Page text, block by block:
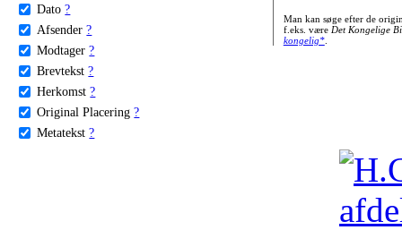
Dato ?
Afsender ?
Modtager ?
Brevtekst ?
Herkomst ?
Original Placering ?
Metatekst ?
Man kan søge efter de
f.eks. være Det Kongelige
kongelig*.